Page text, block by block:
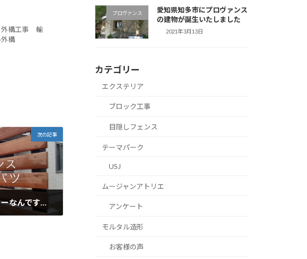
構工事 輸
構
次の記事
ミシュランはタイヤのメーカーなんですが実は・・・
プロヴァンス
愛知県知多市にプロヴァンス
の建物が誕生いたしました
2021年3月13日
カテゴリー
エクステリア
ブロック工事
目隠しフェンス
テーマパーク
USJ
ムージャンアトリエ
アンケート
モルタル造形
お客様の声